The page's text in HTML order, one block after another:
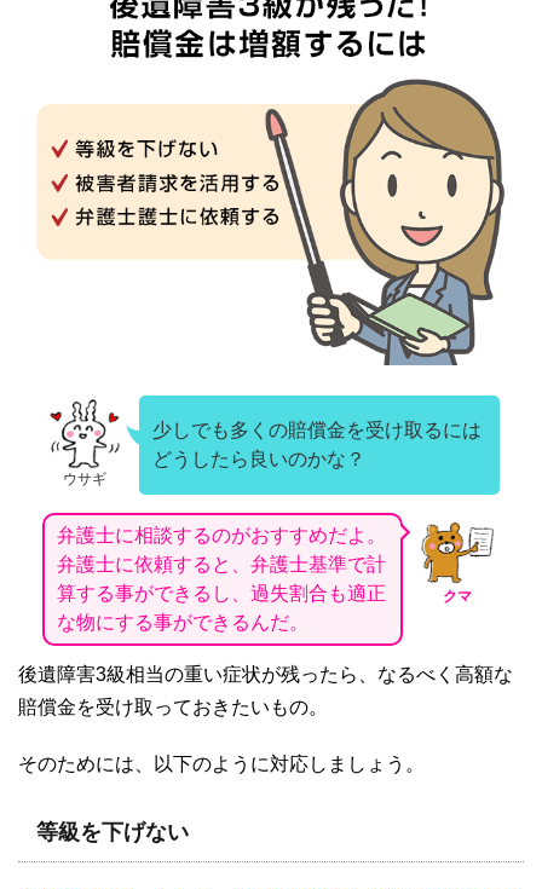
ウサギ
少しでも多くの賠償金を受け取るには
どうしたら良いのかな？
クマ
弁護士に相談するのがおすすめだよ。
弁護士に依頼すると、弁護士基準で計
算する事ができるし、過失割合も適正
な物にする事ができるんだ。
後遺障害3級相当の重い症状が残ったら、なるべく高額な
賠償金を受け取っておきたいもの。
そのためには、以下のように対応しましょう。
等級を下げない